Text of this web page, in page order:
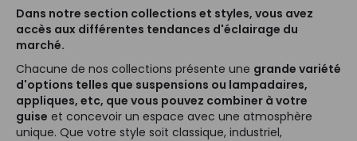
Dans notre section collections et styles, vous avez
accès aux différentes tendances d'éclairage du
marché.
Chacune de nos collections présente une grande variété
d'options telles que suspensions ou lampadaires,
appliques, etc, que vous pouvez combiner à votre
guise et concevoir un espace avec une atmosphère
unique. Que votre style soit classique, industriel,